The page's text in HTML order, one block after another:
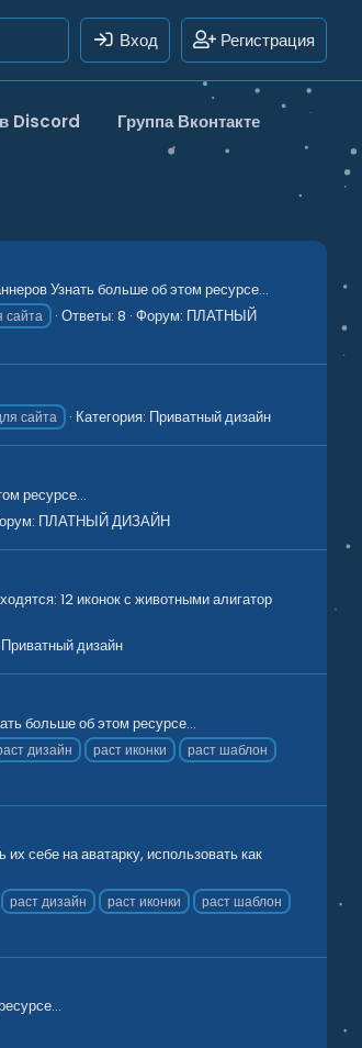
Вход Регистрация
Discord Группа Вконтакте
Узнать больше об этом ресурсе...
сайта Ответы: 8 Форум: ПЛАТНЫЙ
сайта Категория: Приватный дизайн
ресурсе...
ПЛАТНЫЙ ДИЗАЙН
12 иконок с животными алигатор
Приватный дизайн
больше об этом ресурсе...
дизайн раст иконки
раст шаблон
на аватарку, использовать как
раст дизайн раст иконки
раст шаблон